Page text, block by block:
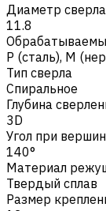
Диаметр
11.8
Р (сталь), M
Тип сверла
Спиральное
Глубина
3D
Угол при
140°
Материал
Твердый сплав
Размер